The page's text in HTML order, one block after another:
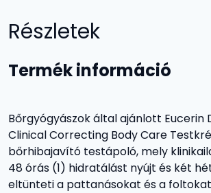
Részletek
Termék információ
Bőrgyógyászok által ajánlott Eucerin
Clinical Correcting Body Care
bőrhibajavító testápoló, mely
48 órás (1) hidratálást nyújt és két
eltünteti a pattanásokat és a